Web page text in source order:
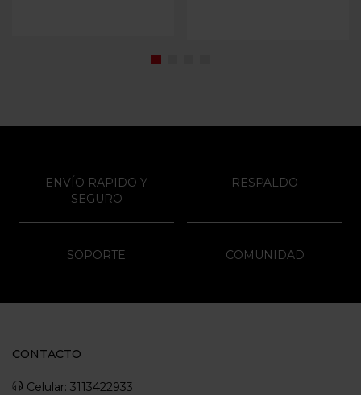
ENVÍO RAPIDO Y
SEGURO
RESPALDO
SOPORTE COMUNIDAD
CONTACTO
Celular: 3113422933